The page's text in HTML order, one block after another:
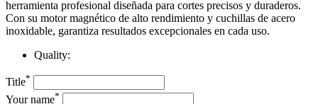
herramienta profesional diseñada para cortes precisos y duraderos.
Con su motor magnético de alto rendimiento y cuchillas de acero
inoxidable, garantiza resultados excepcionales en cada uso.
Quality:
Title*
Your name*